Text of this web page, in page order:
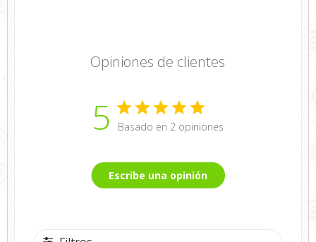
Opiniones de clientes
5 Basado en 2 opiniones
Escribe una opinión